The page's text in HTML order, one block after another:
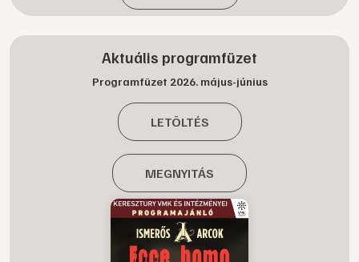
Aktuális programfüzet
Programfüzet 2026. május-június
LETÖLTÉS
MEGNYITÁS